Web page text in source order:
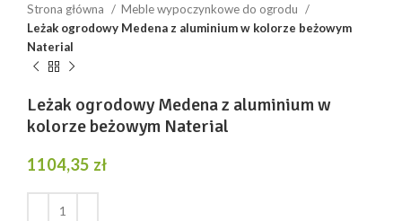
Strona główna
Meble wypoczynkowe do ogrodu
Leżak ogrodowy Medena z aluminium w kolorze beżowym
Naterial
Leżak ogrodowy Medena z aluminium w
kolorze beżowym Naterial
1104,35 zł